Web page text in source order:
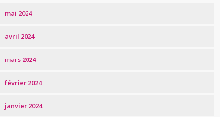
mai 2024
avril 2024
mars 2024
février 2024
janvier 2024